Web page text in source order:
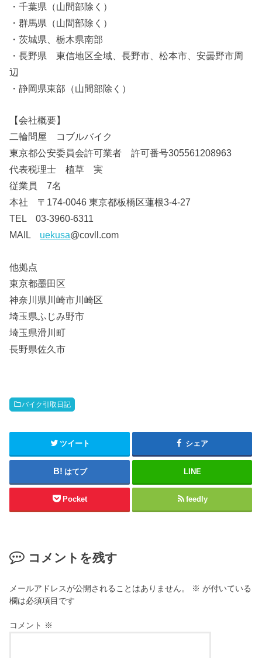
・千葉県（山間部除く）
・群馬県（山間部除く）
・茨城県、栃木県南部
・長野県 東信地区全域、長野市、松本市、安曇野市周
辺
・静岡県東部（山間部除く）
【会社概要】
二輪問屋 コブルバイク
東京都公安委員会許可業者 許可番号305561208963
代表税理士 植草 実
従業員 7名
本社 〒174-0046 東京都板橋区蓮根3-4-27
TEL 03-3960-6311
MAIL uekusa@covll.com
他拠点
東京都墨田区
神奈川県川崎市川崎区
埼玉県ふじみ野市
埼玉県滑川町
長野県佐久市
バイク引取日記
ツイート シェア
はてブ LINE
Pocket feedly
コメントを残す
メールアドレスが公開されることはありません。 ※ が付いている
欄は必須項目です
コメント ※